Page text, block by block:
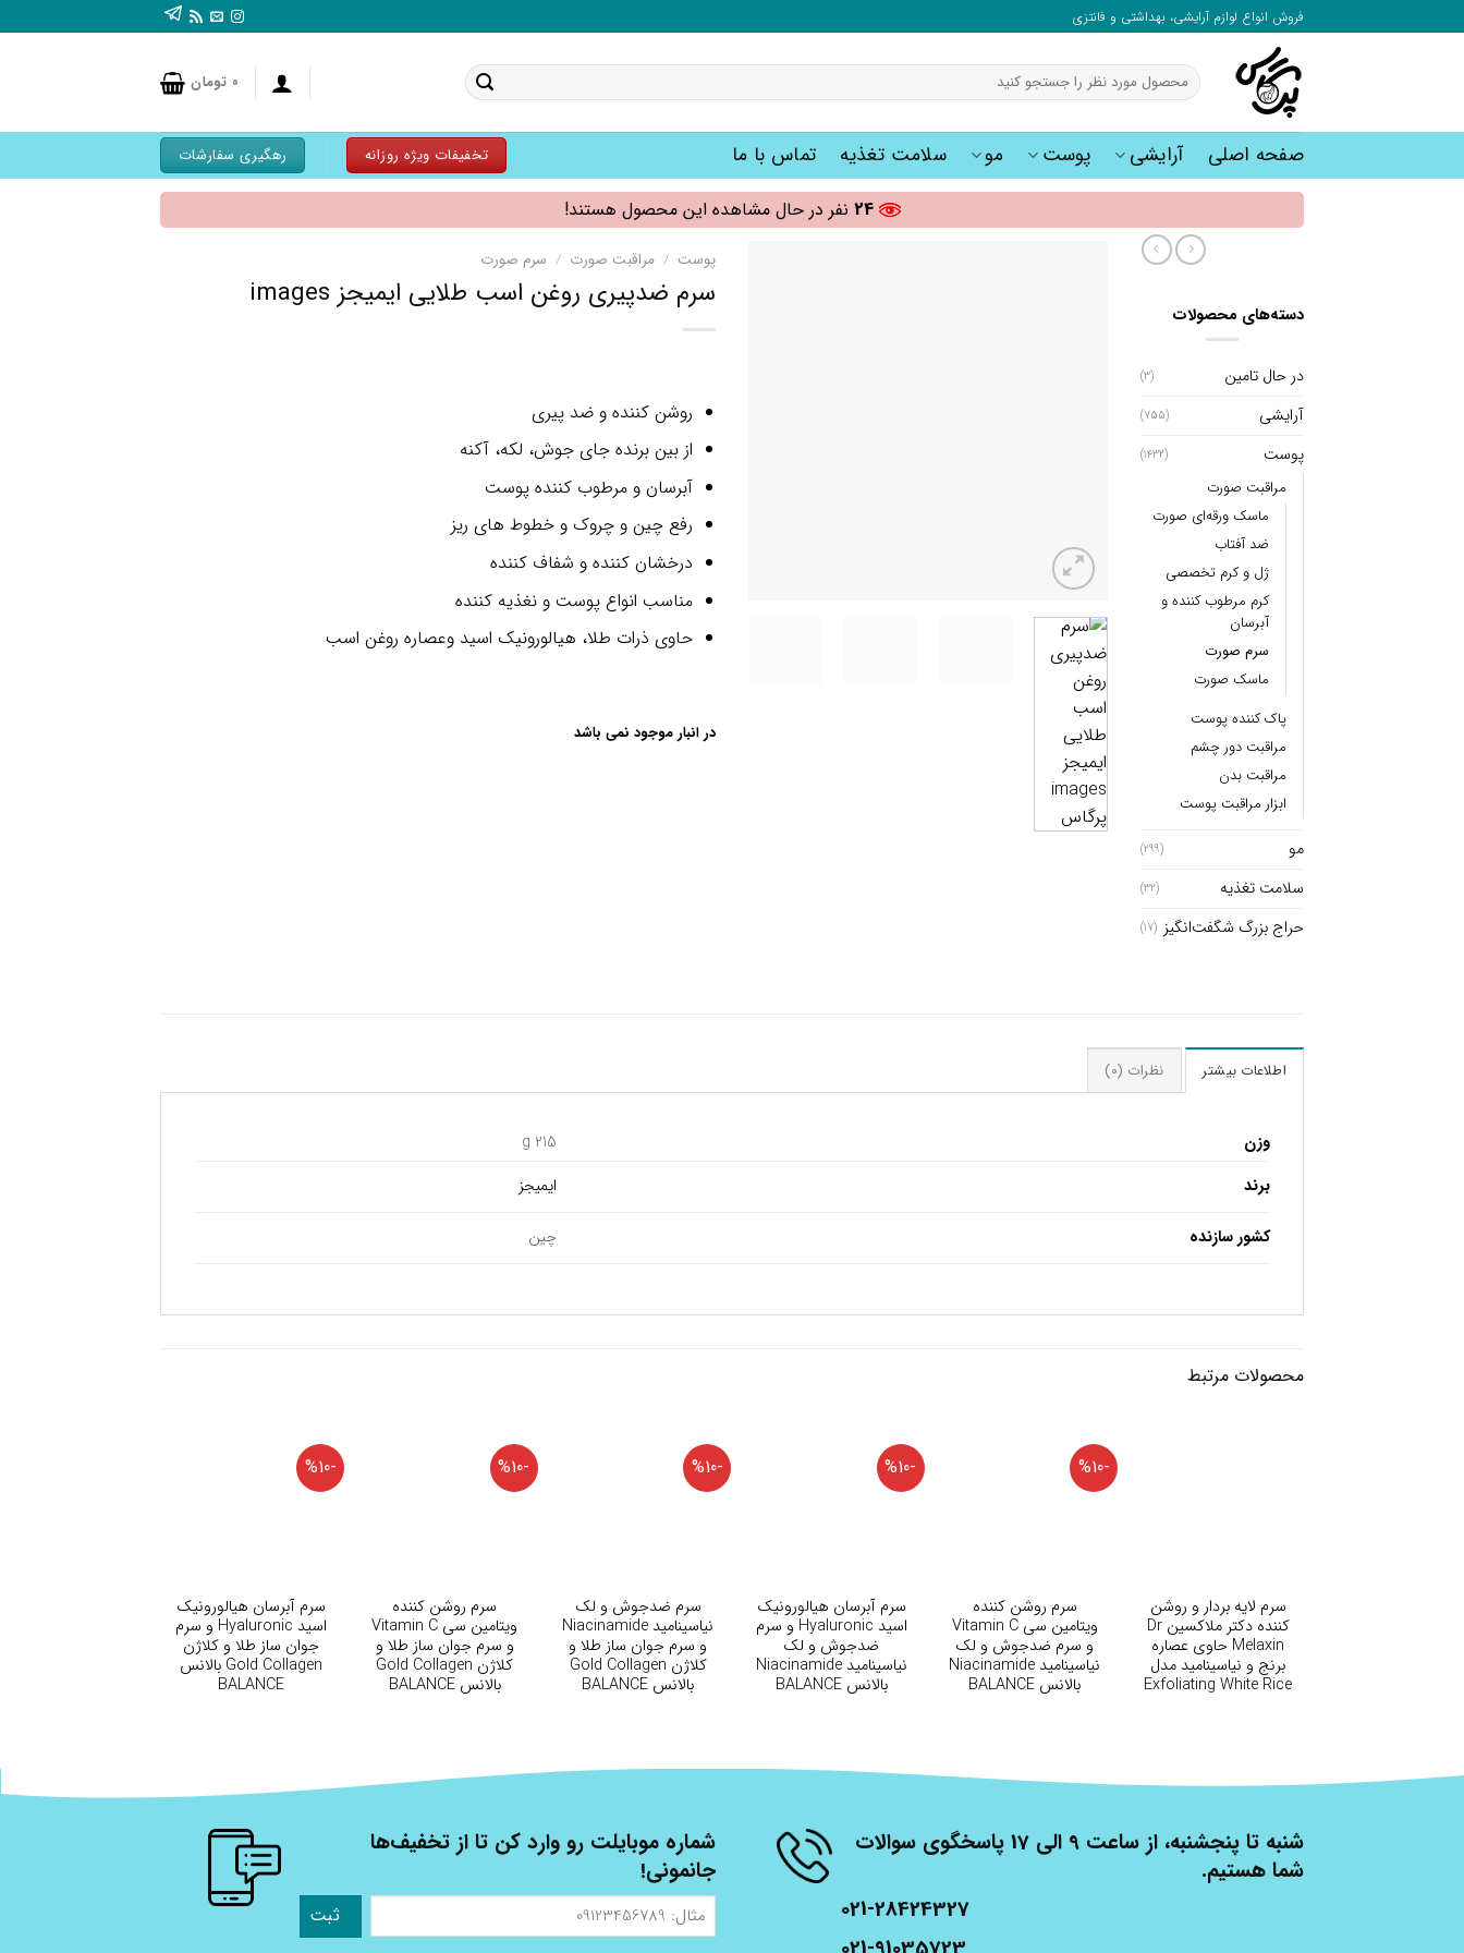
محتوا
فروش انواع لوازم آرایشی، بهداشتی و فانتزی
جستجو
برای:
۰ تومان
صفحه اصلی آرایشی پوست مو سلامت تغذیه تماس با ما تخفیفات ویژه روزانه رهگیری سفارشات
24 نفر در حال مشاهده این محصول هستند!
دسته‌های محصولات
در حال تامین (3)
آرایشی (755)
پوست (1432)
مراقبت صورت
ماسک ورقه‌ای صورت
ضد آفتاب
ژل و کرم تخصصی
کرم مرطوب کننده و
آبرسان
سرم صورت
ماسک صورت
پاک کننده پوست
مراقبت دور چشم
مراقبت بدن
ابزار مراقبت پوست
مو (299)
سلامت تغذیه (32)
حراج بزرگ شگفت‌انگیز (17)
پوست / مراقبت صورت / سرم صورت
سرم ضدپیری روغن اسب طلایی ایمیجز images
روشن کننده و ضد پیری
از بین برنده جای جوش، لکه، آکنه
آبرسان و مرطوب کننده پوست
رفع چین و چروک و خطوط های ریز
درخشان کننده و شفاف کننده
مناسب انواع پوست و نغذیه کننده
حاوی ذرات طلا، هیالورونیک اسید وعصاره روغن اسب
در انبار موجود نمی باشد
اطلاعات بیشتر نظرات (0)
وزن
215 g
برند
ایمیجز
کشور سازنده چین
محصولات مرتبط
سرم لایه بردار و روشن
کننده دکتر ملاکسین Dr
Melaxin حاوی عصاره
برنج و نیاسینامید مدل
Exfoliating White Rice
-%10
سرم روشن کننده
ویتامین سی Vitamin C
و سرم ضدجوش و لک
نیاسینامید Niacinamide
بالانس BALANCE
-%10
سرم آبرسان هیالورونیک
اسید Hyaluronic و سرم
ضدجوش و لک
نیاسینامید Niacinamide
بالانس BALANCE
-%10
سرم ضدجوش و لک
نیاسینامید Niacinamide
و سرم جوان ساز طلا و
کلاژن Gold Collagen
بالانس BALANCE
-%10
سرم روشن کننده
ویتامین سی Vitamin C
و سرم جوان ساز طلا و
کلاژن Gold Collagen
بالانس BALANCE
-%10
سرم آبرسان هیالورونیک
اسید Hyaluronic و سرم
جوان ساز طلا و کلاژن
Gold Collagen بالانس
BALANCE
شنبه تا پنجشنبه، از ساعت 9 الی 17 پاسخگوی سوالات
شما هستیم.
021-28424327
شماره موبایلت رو وارد کن تا از تخفیف‌ها
جانمونی!
مثال:
09123456789